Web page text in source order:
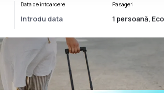
Data de întoarcere Pasageri